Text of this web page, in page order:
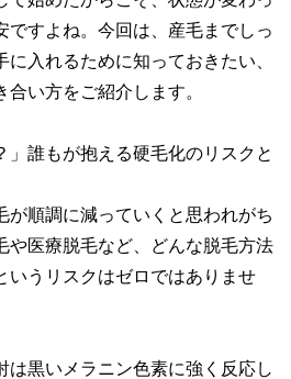
ですよね。今回は、産毛までしっ
入れるために知っておきたい、
合い方をご紹介します。
」誰もが抱える硬毛化のリスクと
が順調に減っていくと思われがち
や医療脱毛など、どんな脱毛方法
いうリスクはゼロではありませ
は黒いメラニン色素に強く反応し